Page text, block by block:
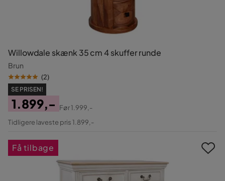
Willowdale skænk 35 cm 4 skuffer runde
Brun
(2)
SE PRISEN!
Pris
1.899,-
Original
Før1.999,-
Tidligere laveste pris 1.899,-
Få tilbage